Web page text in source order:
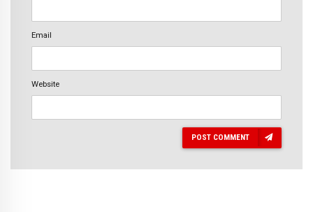
Email
Website
POST COMMENT